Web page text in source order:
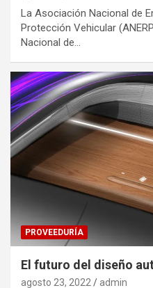
La Asociación Nacional de
Protección Vehicular
Nacional de…
PROVEEDURÍA
El futuro del diseño
agosto 23, 2022 admin